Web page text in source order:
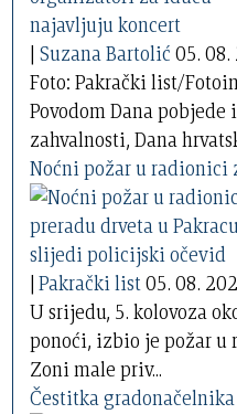
| Suzana Bartolić 05. 08.
Foto: Pakrački list/
Povodom Dana pobjede
zahvalnosti, Dana
Noćni požar u radionici
|Pakrački list05. 08.
U srijedu, 5. kolovoza
ponoći, izbio je požar u
Zoni male priv...
Čestitka gradonačelnika